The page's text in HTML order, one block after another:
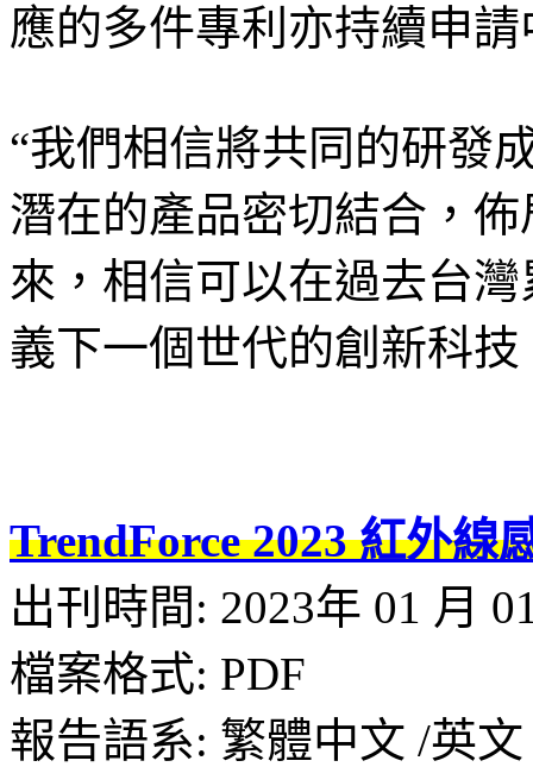
應的多件專利亦持續申請
“我們相信將共同的研發
潛在的產品密切結合，
來，相信可以在過去台
義下一個世代的創新科技
TrendForce 2023 紅外線
出刊時間: 2023年 01 月
檔案格式: PDF
報告語系: 繁體中文 /英文